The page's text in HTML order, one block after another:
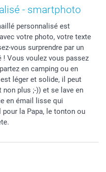
& bonbons- smartphoto
personnalisé est
votre photo, votre texte
vous surprendre par un
! Vous voulez vous passez
en camping ou en
léger et solide, il peut
plus ;-)) et se lave en
en émail lisse qui
pour la Papa, le tonton ou